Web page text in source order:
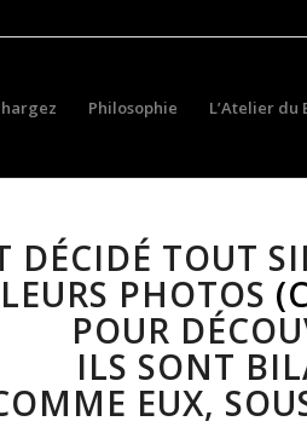
Philosophie L’Atelier du
DÉCIDÉ TOUT
PHOTOS
POUR
ILS SONT
EUX,